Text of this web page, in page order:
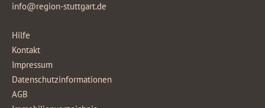
info@region-stuttgart.de
Hilfe
Kontakt
Impressum
Datenschutzinformationen
AGB